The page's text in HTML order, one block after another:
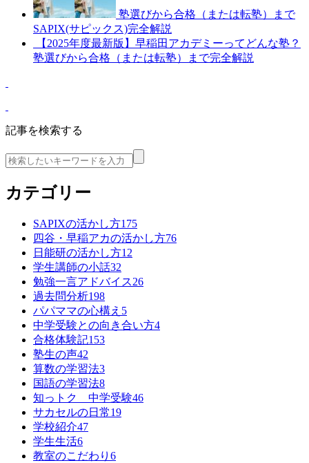
塾選びから合格（または転塾）まで
SAPIX(サピックス)完全解説
【2025年度最新版】早稲田アカデミーってどんな塾？
塾選びから合格（または転塾）まで完全解説
記事を検索する
カテゴリー
SAPIXの活かし方175
四谷・早稲アカの活かし方76
日能研の活かし方12
学生講師の小話32
勉強一言アドバイス26
過去問分析198
パパママの心構え 5
中学受験との向き合い方4
合格体験記153
塾生の声42
算数の学習法3
国語の学習法8
知っトク 中学受験46
サカセルの日常19
学校紹介47
学生生活6
教室のこだわり 6